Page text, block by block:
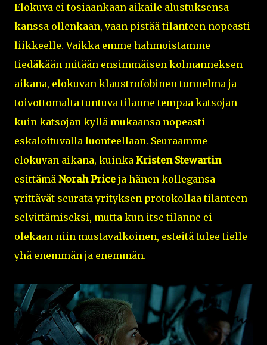
Elokuva ei tosiaankaan aikaile alustuksensa
kanssa ollenkaan, vaan pistää tilanteen nopeasti
liikkeelle. Vaikka emme hahmoistamme
tiedäkään mitään ensimmäisen kolmanneksen
aikana, elokuvan klaustrofobinen tunnelma ja
toivottomalta tuntuva tilanne tempaa katsojan
kuin katsojan kyllä mukaansa nopeasti
eskaloituvalla luonteellaan. Seuraamme
elokuvan aikana, kuinka Kristen Stewartin
esittämä Norah Price ja hänen kollegansa
yrittävät seurata yrityksen protokollaa tilanteen
selvittämiseksi, mutta kun itse tilanne ei
olekaan niin mustavalkoinen, esteitä tulee tielle
yhä enemmän ja enemmän.